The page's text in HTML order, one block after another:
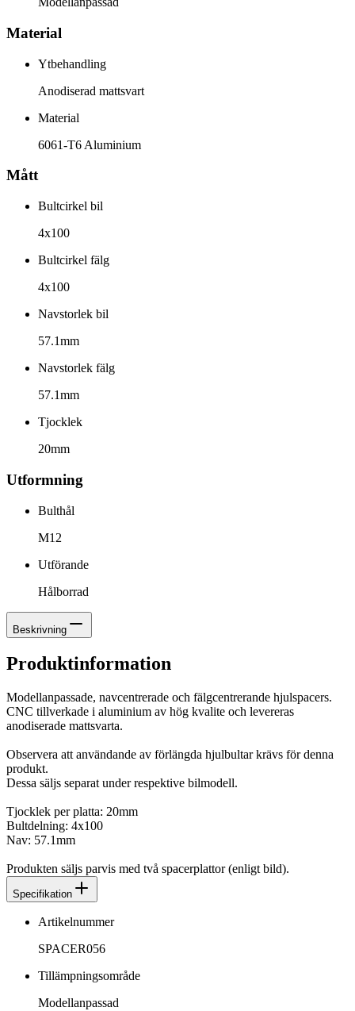
Material
Ytbehandling
Anodiserad mattsvart
Material
6061-T6 Aluminium
Mått
Bultcirkel bil
4x100
Bultcirkel fälg
4x100
Navstorlek bil
57.1mm
Navstorlek fälg
57.1mm
Tjocklek
20mm
Utformning
Bulthål
M12
Utförande
Hålborrad
Beskrivning
Produktinformation
Modellanpassade, navcentrerade och fälgcentrerande hjulspacers.
CNC tillverkade i aluminium av hög kvalite och levereras
anodiserade mattsvarta.
Observera att användande av förlängda hjulbultar krävs för denna
produkt.
Dessa säljs separat under respektive bilmodell.
Tjocklek per platta: 20mm
Bultdelning: 4x100
Nav: 57.1mm
Produkten säljs parvis med två spacerplattor (enligt bild).
Specifikation
Artikelnummer
SPACER056
Tillämpningsområde
Modellanpassad